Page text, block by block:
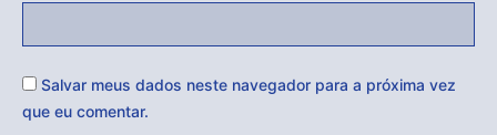
Salvar meus dados neste navegador para a próxima vez
que eu comentar.